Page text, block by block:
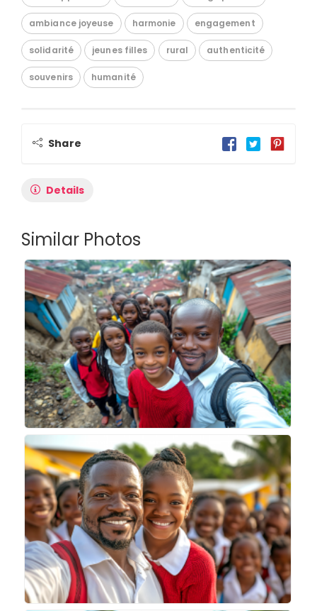
ambiance joyeuse harmonie engagement
solidarité jeunes filles rural authenticité
souvenirs humanité
Share
Details
Similar Photos